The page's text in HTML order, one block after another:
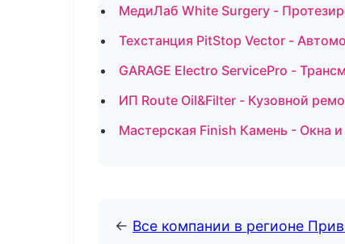
МедиЛаб White Surgery -
Техстанция PitStop Vector -
GARAGE Electro ServicePro -
ИП Route Oil&Filter - Кузовной
Мастерская Finish Камень - Окна
← Все компании в регионе